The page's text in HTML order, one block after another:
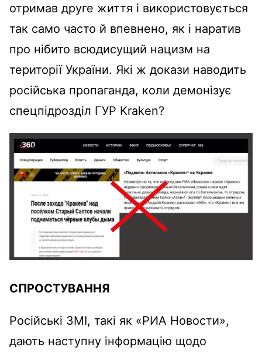
отримав друге життя і використовується
так само часто й впевнено, як і наратив
про нібито всюдисущий нацизм на
території України. Які ж докази наводить
російська пропаганда, коли демонізує
спецпідрозділ ГУР Kraken?
СПРОСТУВАННЯ
Російські ЗМІ, такі як «РИА Новости»,
дають наступну інформацію щодо